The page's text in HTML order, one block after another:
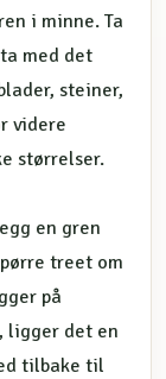
i minne. Ta
med det
steiner,
videre
størrelser.
en gren
treet om
på
ligger det en
tilbake til